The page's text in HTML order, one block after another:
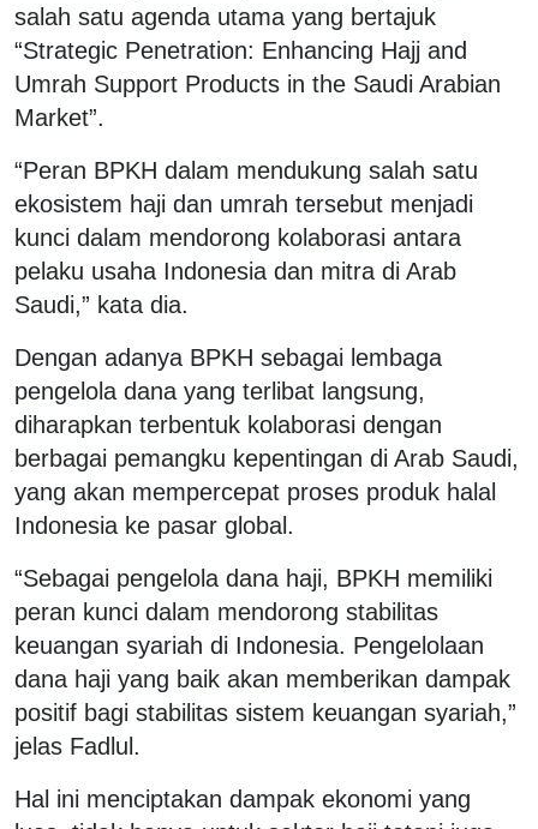
salah satu agenda utama yang bertajuk
“Strategic Penetration: Enhancing Hajj and
Umrah Support Products in the Saudi Arabian
Market”.
“Peran BPKH dalam mendukung salah satu
ekosistem haji dan umrah tersebut menjadi
kunci dalam mendorong kolaborasi antara
pelaku usaha Indonesia dan mitra di Arab
Saudi,” kata dia.
Dengan adanya BPKH sebagai lembaga
pengelola dana yang terlibat langsung,
diharapkan terbentuk kolaborasi dengan
berbagai pemangku kepentingan di Arab Saudi,
yang akan mempercepat proses produk halal
Indonesia ke pasar global.
“Sebagai pengelola dana haji, BPKH memiliki
peran kunci dalam mendorong stabilitas
keuangan syariah di Indonesia. Pengelolaan
dana haji yang baik akan memberikan dampak
positif bagi stabilitas sistem keuangan syariah,”
jelas Fadlul.
Hal ini menciptakan dampak ekonomi yang